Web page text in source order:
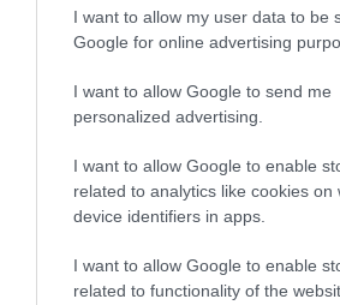
I want to allow my user data to be
Google for online advertising
I want to allow Google to send me
personalized advertising.
I want to allow Google to enable
related to analytics like cookies on
device identifiers in apps.
I want to allow Google to enable
related to functionality of the